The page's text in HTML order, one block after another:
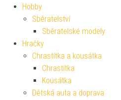
Hobby
Sběratelství
Sběratelské modely
Hračky
Chrastítka a kousátka
Chrastítka
Kousátka
Dětská auta a doprava